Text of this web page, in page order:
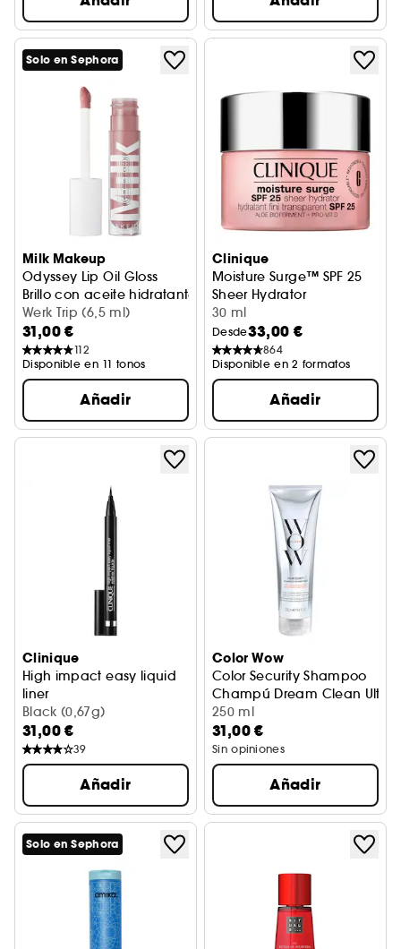
Solo en Sephora
Milk Makeup
Odyssey Lip Oil Gloss
Brillo con aceite hidratante seco Odyssey
Werk Trip (6,5 ml)
31,00 €
112
Disponible en 11 tonos
Añadir
Clinique
Moisture Surge™ SPF 25
Sheer Hydrator
Crema hidratante
30 ml
Desde33,00 €
864
Disponible en 2 formatos
Añadir
Clinique
High impact easy liquid
liner
Delineador de ojos
Black (0,67g)
31,00 €
39
Añadir
Color Wow
Color Security Shampoo
Champú Dream Clean
250 ml
31,00 €
Sin opiniones
Añadir
Solo en Sephora